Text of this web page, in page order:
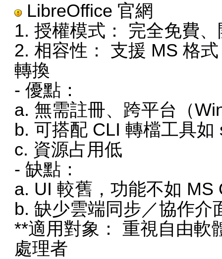
LibreOffice 官網
1. 授權模式： 完全免費
2. 相容性： 支援 MS 格
轉換
- 優點：
a. 無需註冊、跨平台（
b. 可搭配 CLI 轉檔工具
c. 資源占用低
- 缺點：
a. UI 較舊，功能不如 MS
b. 缺少雲端同步／協作介
**適用對象： 重視自由軟
處理者